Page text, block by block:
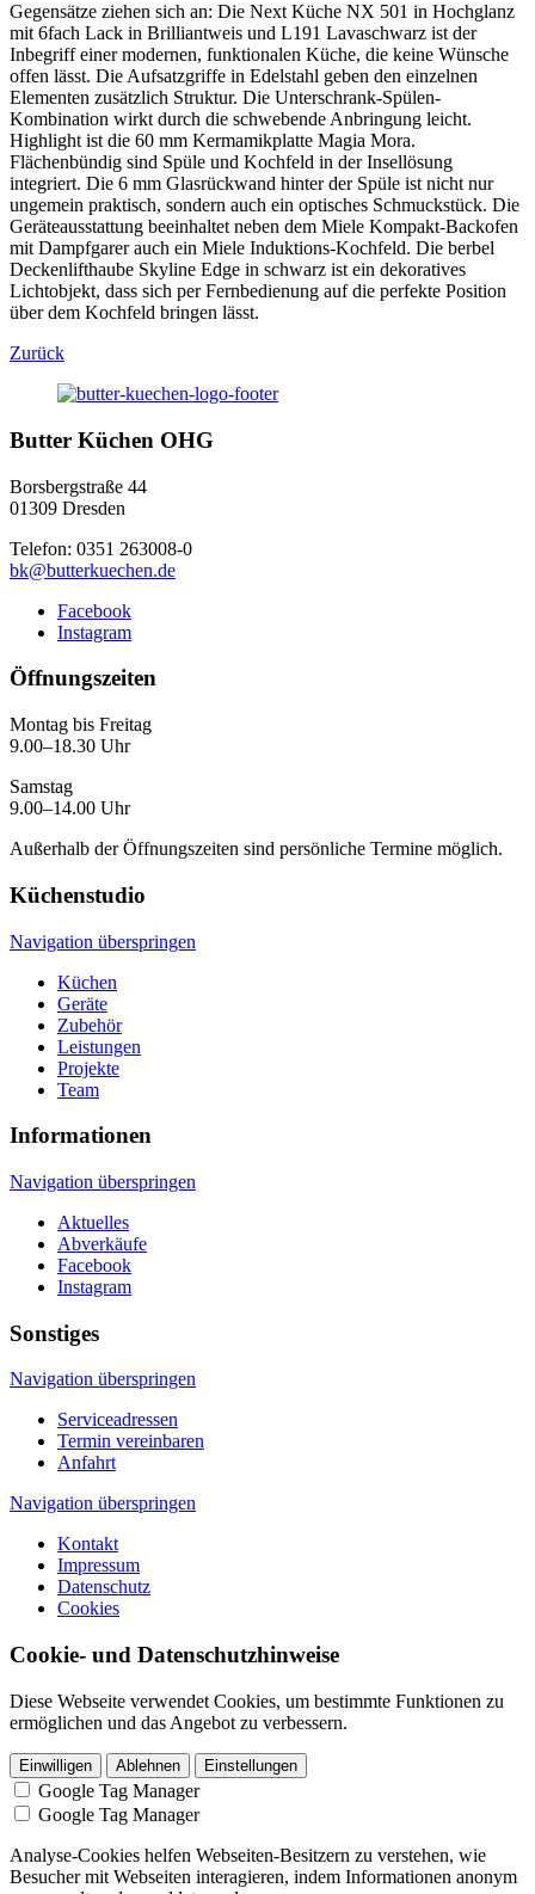
Gegensätze ziehen sich an: Die Next Küche NX 501 in Hochglanz
mit 6fach Lack in Brilliantweis und L191 Lavaschwarz ist der
Inbegriff einer modernen, funktionalen Küche, die keine Wünsche
offen lässt. Die Aufsatzgriffe in Edelstahl geben den einzelnen
Elementen zusätzlich Struktur. Die Unterschrank-Spülen-
Kombination wirkt durch die schwebende Anbringung leicht.
Highlight ist die 60 mm Kermamikplatte Magia Mora.
Flächenbündig sind Spüle und Kochfeld in der Insellösung
integriert. Die 6 mm Glasrückwand hinter der Spüle ist nicht nur
ungemein praktisch, sondern auch ein optisches Schmuckstück. Die
Geräteausstattung beeinhaltet neben dem Miele Kompakt-Backofen
mit Dampfgarer auch ein Miele Induktions-Kochfeld. Die berbel
Deckenlifthaube Skyline Edge in schwarz ist ein dekoratives
Lichtobjekt, dass sich per Fernbedienung auf die perfekte Position
über dem Kochfeld bringen lässt.
Zurück
Butter Küchen OHG
Borsbergstraße 44
01309 Dresden
Telefon: 0351 263008-0
bk@butterkuechen.de
Facebook
Instagram
Öffnungszeiten
Montag bis Freitag
9.00–18.30 Uhr
Samstag
9.00–14.00 Uhr
Außerhalb der Öffnungszeiten sind persönliche Termine möglich.
Küchenstudio
Navigation überspringen
Küchen
Geräte
Zubehör
Leistungen
Projekte
Team
Informationen
Navigation überspringen
Aktuelles
Abverkäufe
Facebook
Instagram
Sonstiges
Navigation überspringen
Serviceadressen
Termin vereinbaren
Anfahrt
Navigation überspringen
Kontakt
Impressum
Datenschutz
Cookies
Cookie- und Datenschutz­hinweise
Diese Webseite verwendet Cookies, um bestimmte Funktionen zu
ermöglichen und das Angebot zu verbessern.
Einwilligen Ablehnen Einstellungen
Google Tag Manager
Google Tag Manager
Analyse-Cookies helfen Webseiten-Besitzern zu verstehen, wie
Besucher mit Webseiten interagieren, indem Informationen anonym